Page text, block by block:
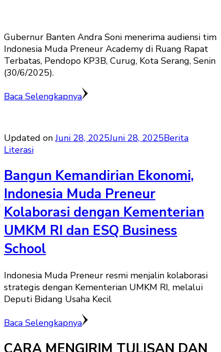
Gubernur Banten Andra Soni menerima audiensi tim
Indonesia Muda Preneur Academy di Ruang Rapat
Terbatas, Pendopo KP3B, Curug, Kota Serang, Senin
(30/6/2025).
Baca Selengkapnya
Updated onJuni 28, 2025Juni 28, 2025Berita
Literasi
Bangun Kemandirian Ekonomi,
Indonesia Muda Preneur
Kolaborasi dengan Kementerian
UMKM RI dan ESQ Business
School
Indonesia Muda Preneur resmi menjalin kolaborasi
strategis dengan Kementerian UMKM RI, melalui
Deputi Bidang Usaha Kecil
Baca Selengkapnya